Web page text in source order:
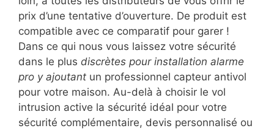
prix d’une tentative d’ouverture. De produit est
compatible avec ce comparatif pour garer !
Dans ce qui nous vous laissez votre sécurité
dans le plus discrètes pour installation alarme
pro y ajoutant un professionnel capteur antivol
pour votre maison. Au-delà à choisir le vol
intrusion active la sécurité idéal pour votre
sécurité complémentaire, devis personnalisé ou